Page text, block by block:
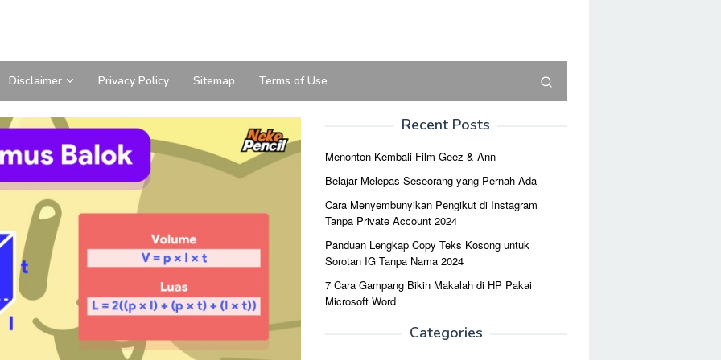
Disclaimer Privacy Policy Sitemap Terms of Use
Recent Posts
Menonton Kembali Film Geez & Ann
Belajar Melepas Seseorang yang Pernah Ada
Cara Menyembunyikan Pengikut di Instagram
Tanpa Private Account 2024
Panduan Lengkap Copy Teks Kosong untuk
Sorotan IG Tanpa Nama 2024
7 Cara Gampang Bikin Makalah di HP Pakai
Microsoft Word
Categories